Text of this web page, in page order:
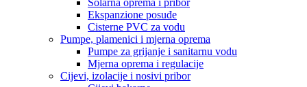
Solarna oprema i pribor
Ekspanzione posuđe
Cisterne PVC za vodu
Pumpe, plamenici i mjerna oprema
Pumpe za grijanje i sanitarnu vodu
Mjerna oprema i regulacije
Cijevi, izolacije i nosivi pribor